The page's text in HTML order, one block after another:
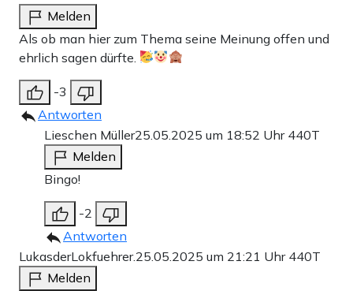
Melden
Als ob man hier zum Thema seine Meinung offen und
ehrlich sagen dürfte.
-3
Antworten
Lieschen Müller25.05.2025 um 18:52 Uhr 440T
Melden
Bingo!
-2
Antworten
LukasderLokfuehrer.25.05.2025 um 21:21 Uhr 440T
Melden